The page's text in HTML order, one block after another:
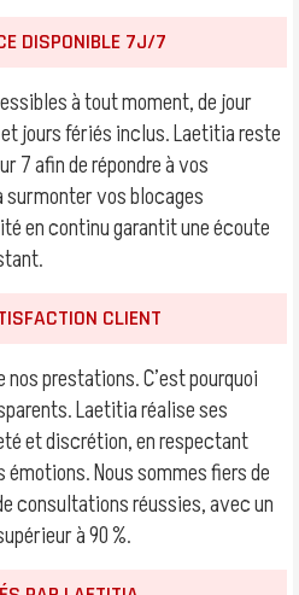
DISPONIBLE 7J/7
à tout moment, de jour
jours fériés inclus. Laetitia reste
7 afin de répondre à vos
surmonter vos blocages
en continu garantit une écoute
CLIENT
prestations. C’est pourquoi
Laetitia réalise ses
et discrétion, en respectant
Nous sommes fiers de
consultations réussies, avec un
à 90 %.